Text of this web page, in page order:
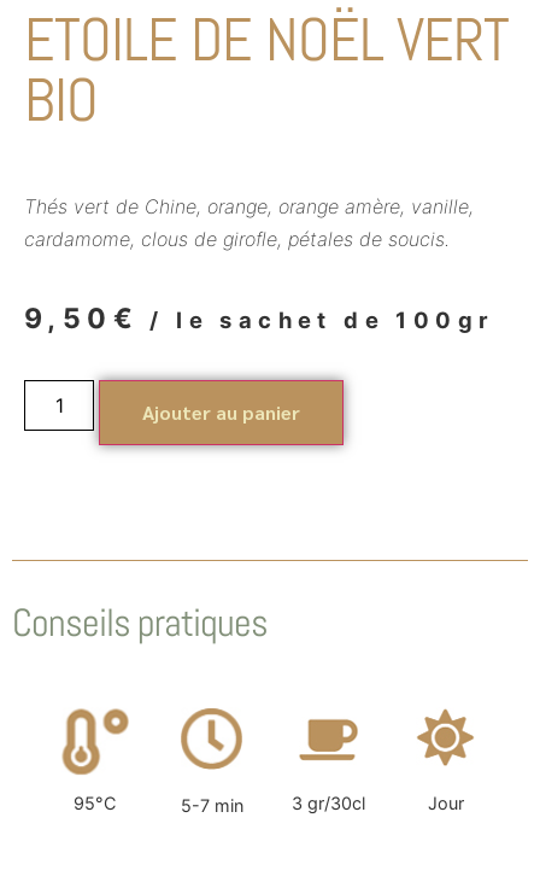
ETOILE DE NOËL VERT
BIO
Thés vert de Chine, orange, orange amère, vanille,
cardamome, clous de girofle, pétales de soucis.
9,50 € / le sachet de 100gr
Ajouter au panier
Conseils pratiques
95°C 5-7 min 3 gr/30cl Jour